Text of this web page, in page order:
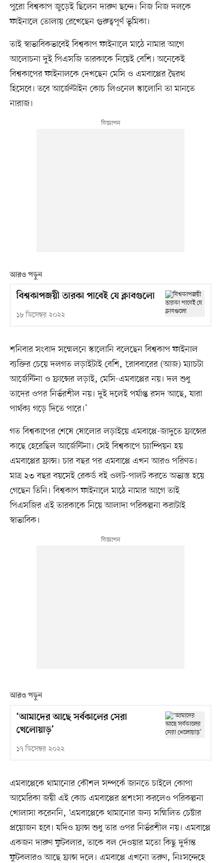
পুরো বিশ্বকাপ জুড়েই ছিলেন দারুণ ছন্দে। নিজ নিজ দলকে
ফাইনালে তোলায় রেখেছেন গুরুত্বপূর্ণ ভূমিকা।
তাই স্বাভাবিকভাবেই বিশ্বকাপ ফাইনালে মাঠে নামার আগে
আলোচনা দুই পিএসজি তারকাকে নিয়েই বেশি। অনেকেই
বিশ্বকাপের ফাইনালকে দেখছেন মেসি ও এমবাপ্পের দ্বৈরথ
হিসেবে। তবে আর্জেন্টাইন কোচ লিওনেল স্কালোনি তা মানতে
নারাজ।
আরও পড়ুন
বিশ্বকাপজয়ী তারকা পাবেই যে ক্লাবগুলো
১৮ ডিসেম্বর ২০২২
শনিবার সংবাদ সম্মেলনে স্কালোনি বলেছেন বিশ্বকাপ ফাইনাল
ব্যক্তির চেয়ে দলগত লড়াইটাই বেশি, ‘রোববারের (আজ) ম্যাচটা
আর্জেন্টিনা ও ফ্রান্সের লড়াই, মেসি-এমবাপ্পের নয়। দল শুধু
তাদের ওপর নির্ভরশীল নয়। দুই দলেই পর্যাপ্ত রসদ আছে, যারা
পার্থক্য গড়ে দিতে পারে।’
গত বিশ্বকাপের শেষে ষোলোর লড়াইয়ে এমবাপ্পে-জাদুতে ফ্রান্সের
কাছে হেরেছিল আর্জেন্টিনা। সেই বিশ্বকাপে চ্যাম্পিয়ন হয়
এমবাপ্পের ফ্রান্স। চার বছর পর এমবাপ্পে এখন আরও পরিণত।
মাত্র ২৩ বছর বয়সেই রেকর্ড বই ওলট-পালট করতে অভ্যস্ত হয়ে
গেছেন তিনি। বিশ্বকাপ ফাইনালে মাঠে নামার আগে তাই
পিএসজির এই তারকাকে নিয়ে আলাদা পরিকল্পনা করাটাই
স্বাভাবিক।
আরও পড়ুন
‘আমাদের আছে সর্বকালের সেরা
খেলোয়াড়’
১৭ ডিসেম্বর ২০২২
এমবাপ্পেকে থামানোর কৌশল সম্পর্কে জানতে চাইলে কোপা
আমেরিকা জয়ী এই কোচ এমবাপ্পের প্রশংসা করলেও পরিকল্পনা
খোলাসা করেননি, ‘এমবাপ্পেকে থামানোর জন্য সম্মিলিত চেষ্টার
প্রয়োজন হবে। যদিও ফ্রান্স শুধু তার ওপর নির্ভরশীল নয়। এমবাপ্পে
একজন দারুণ ফুটবলার, তাকে বল দেওয়ার মতো কিছু দুর্দান্ত
ফুটবলারও আছে ফ্রান্স দলে। এমবাপ্পে এখনো তরুণ, নিঃসন্দেহে